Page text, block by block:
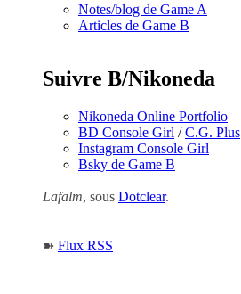
Notes/blog de Game A
Articles de Game B
Suivre B/Nikoneda
Nikoneda Online Portfolio
BD Console Girl /C.G. Plus
Instagram Console Girl
Bsky de Game B
Lafalm, sous Dotclear.
➽ Flux RSS